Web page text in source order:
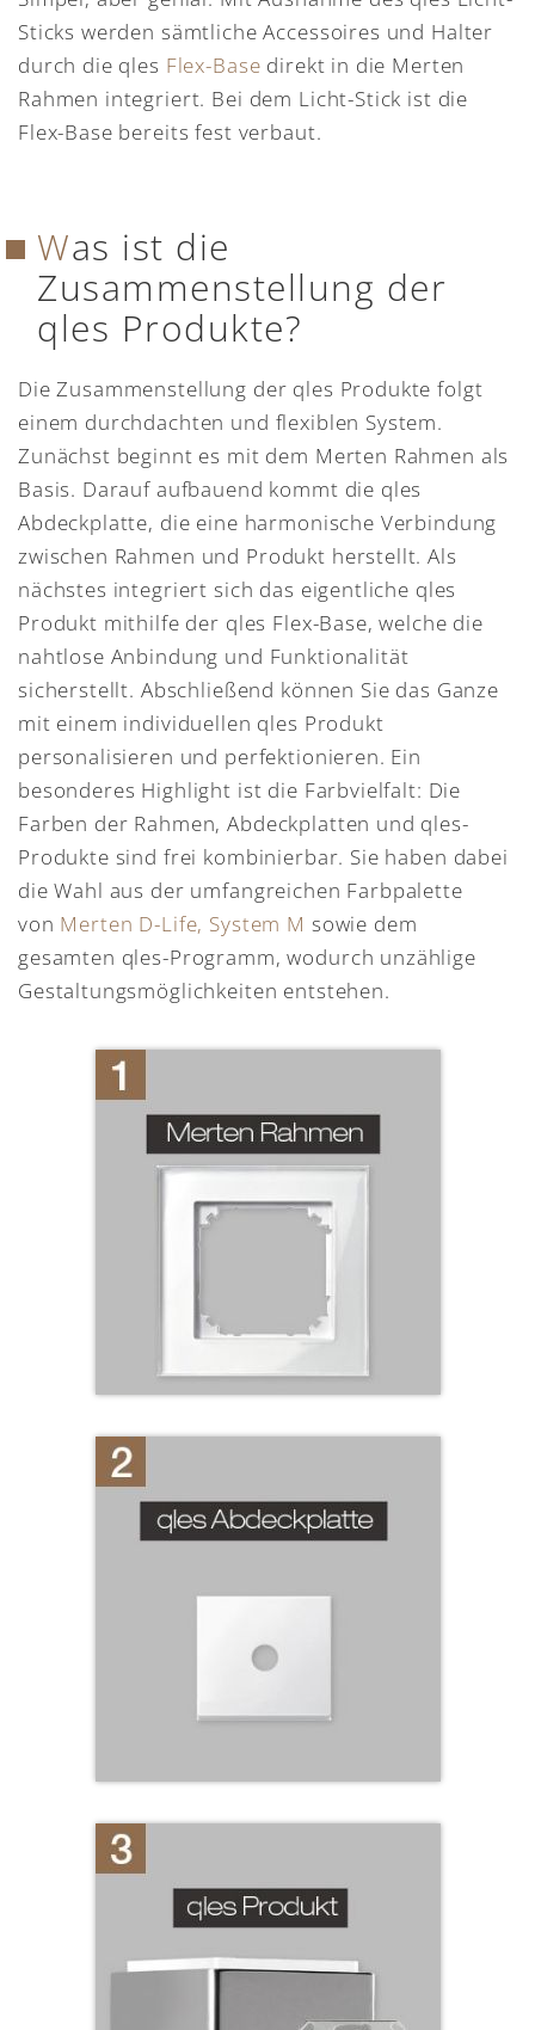
Sticks werden sämtliche Accessoires und Halter
durch die qles Flex-Base direkt in die Merten
Rahmen integriert. Bei dem Licht-Stick ist die
Flex-Base bereits fest verbaut.
Was ist die
Zusammenstellung der
qles Produkte?
Die Zusammenstellung der qles Produkte folgt
einem durchdachten und flexiblen System.
Zunächst beginnt es mit dem Merten Rahmen als
Basis. Darauf aufbauend kommt die qles
Abdeckplatte, die eine harmonische Verbindung
zwischen Rahmen und Produkt herstellt. Als
nächstes integriert sich das eigentliche qles
Produkt mithilfe der qles Flex-Base, welche die
nahtlose Anbindung und Funktionalität
sicherstellt. Abschließend können Sie das Ganze
mit einem individuellen qles Produkt
personalisieren und perfektionieren. Ein
besonderes Highlight ist die Farbvielfalt: Die
Farben der Rahmen, Abdeckplatten und qles-
Produkte sind frei kombinierbar. Sie haben dabei
die Wahl aus der umfangreichen Farbpalette
von Merten D-Life, System M sowie dem
gesamten qles-Programm, wodurch unzählige
Gestaltungsmöglichkeiten entstehen.